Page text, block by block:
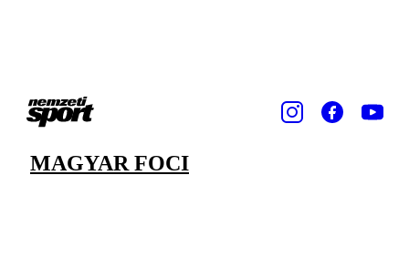
MAGYAR FOCI